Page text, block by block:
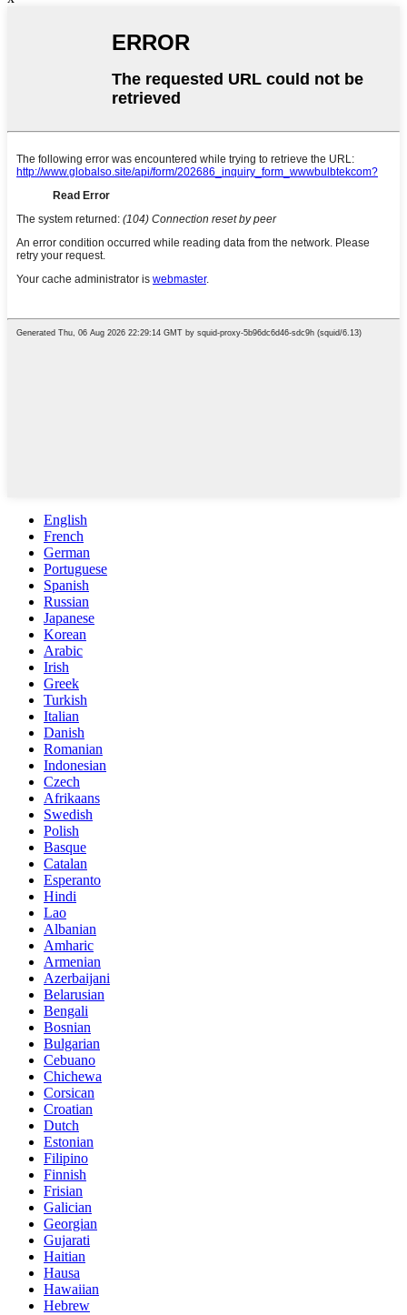
English
French
German
Portuguese
Spanish
Russian
Japanese
Korean
Arabic
Irish
Greek
Turkish
Italian
Danish
Romanian
Indonesian
Czech
Afrikaans
Swedish
Polish
Basque
Catalan
Esperanto
Hindi
Lao
Albanian
Amharic
Armenian
Azerbaijani
Belarusian
Bengali
Bosnian
Bulgarian
Cebuano
Chichewa
Corsican
Croatian
Dutch
Estonian
Filipino
Finnish
Frisian
Galician
Georgian
Gujarati
Haitian
Hausa
Hawaiian
Hebrew